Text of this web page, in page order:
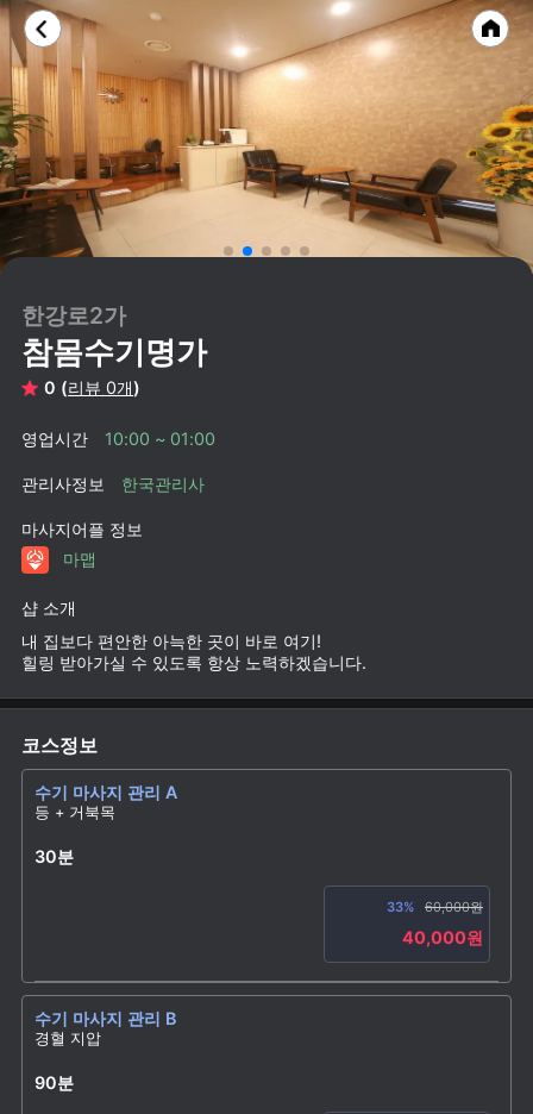
한강로2가
참몸수기명가
0 (리뷰 0개)
영업시간 10:00 ~ 01:00
관리사정보 한국관리사
마사지어플 정보
마맵
샵 소개
내 집보다 편안한 아늑한 곳이 바로 여기!
힐링 받아가실 수 있도록 항상 노력하겠습니다.
코스정보
수기 마사지 관리 A
등 + 거북목
30분
33% 60,000원
40,000원
수기 마사지 관리 B
경혈 지압
90분